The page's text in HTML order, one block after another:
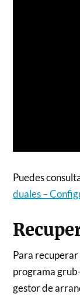
Puedes
duales –
Para
programa
gestor de